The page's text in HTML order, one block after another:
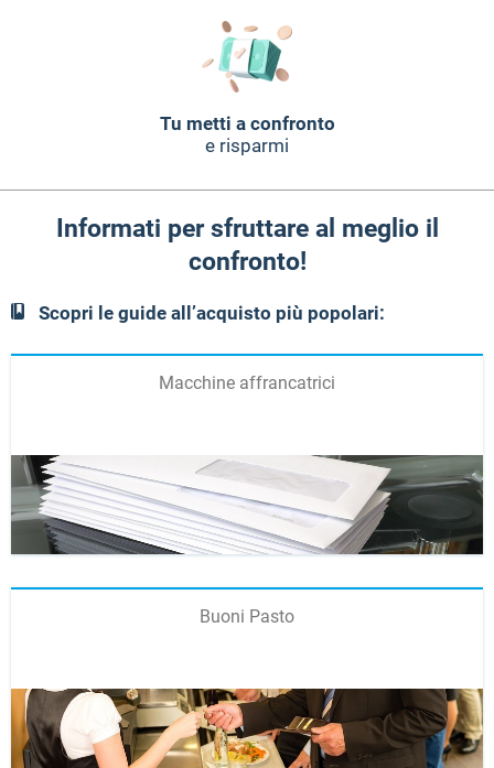
Tu metti a confronto
e risparmi
Informati per sfruttare al meglio il
confronto!
Scopri le guide all’acquisto più popolari:
Macchine affrancatrici
Buoni Pasto